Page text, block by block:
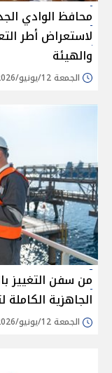
محافظ الوادي
لاستعراض أطر
والهيئة
الجمعة 12/يونيو/2026 - 02:33 م
من سفن التغييز
الجاهزية
الجمعة 12/يونيو/2026 - 11:22 ص